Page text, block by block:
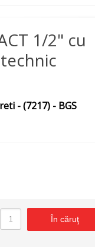
1/2" cu
- (7217) - BGS
În căruţ